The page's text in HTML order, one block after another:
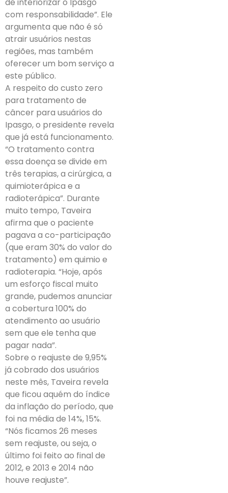
de interiorizar o Ipasgo
com responsabilidade”. Ele
argumenta que não é só
atrair usuários nestas
regiões, mas também
oferecer um bom serviço a
este público.
A respeito do custo zero
para tratamento de
câncer para usuários do
Ipasgo, o presidente revela
que já está funcionamento.
“O tratamento contra
essa doença se divide em
três terapias, a cirúrgica, a
quimioterápica e a
radioterápica”. Durante
muito tempo, Taveira
afirma que o paciente
pagava a co-participação
(que eram 30% do valor do
tratamento) em quimio e
radioterapia. “Hoje, após
um esforço fiscal muito
grande, pudemos anunciar
a cobertura 100% do
atendimento ao usuário
sem que ele tenha que
pagar nada”.
Sobre o reajuste de 9,95%
já cobrado dos usuários
neste mês, Taveira revela
que ficou aquém do índice
da inflação do período, que
foi na média de 14%, 15%.
“Nós ficamos 26 meses
sem reajuste, ou seja, o
último foi feito ao final de
2012, e 2013 e 2014 não
houve reajuste”.